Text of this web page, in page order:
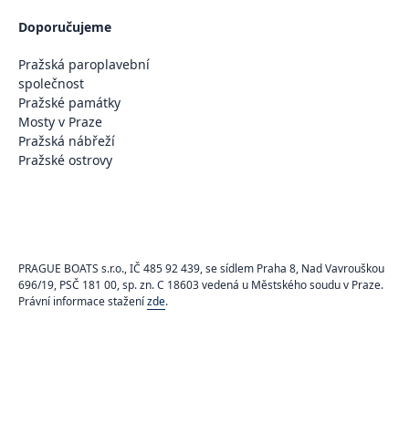
Doporučujeme
Pražská paroplavební
společnost
Pražské památky
Mosty v Praze
Pražská nábřeží
Pražské ostrovy
PRAGUE BOATS s.r.o., IČ 485 92 439, se sídlem Praha 8, Nad Vavrouškou
696/19, PSČ 181 00, sp. zn. C 18603 vedená u Městského soudu v Praze.
Právní informace staženízde.